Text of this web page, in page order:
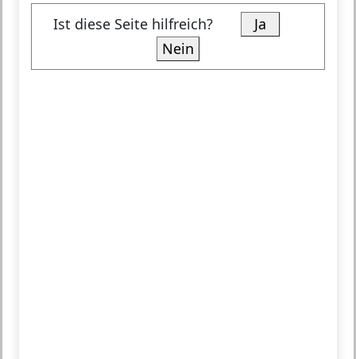
Ist diese Seite hilfreich?
Ja
Nein